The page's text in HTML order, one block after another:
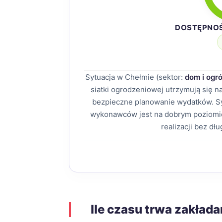
Sytuacja w Chełmie (sektor:dom i
siatki ogrodzeniowej utrzymują się
bezpieczne planowanie wydatków.
wykonawców jest na dobrym
realizacji bez
Ile czasu trwa